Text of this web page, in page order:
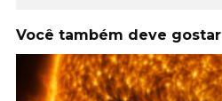
Você também deve gostar